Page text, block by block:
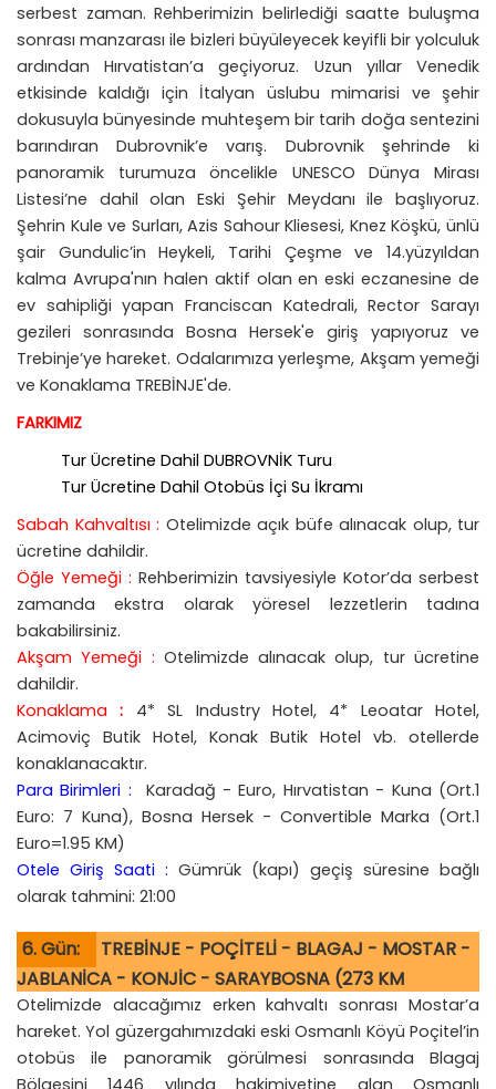
serbest zaman. Rehberimizin belirlediği saatte buluşma
sonrası manzarası ile bizleri büyüleyecek keyifli bir yolculuk
ardından Hırvatistan’a geçiyoruz. Uzun yıllar Venedik
etkisinde kaldığı için İtalyan üslubu mimarisi ve şehir
dokusuyla bünyesinde muhteşem bir tarih doğa sentezini
barındıran Dubrovnik’e varış. Dubrovnik şehrinde ki
panoramik turumuza öncelikle UNESCO Dünya Mirası
Listesi’ne dahil olan Eski Şehir Meydanı ile başlıyoruz.
Şehrin Kule ve Surları, Azis Sahour Kliesesi, Knez Köşkü, ünlü
şair Gundulic’in Heykeli, Tarihi Çeşme ve 14.yüzyıldan
kalma Avrupa'nın halen aktif olan en eski eczanesine de
ev sahipliği yapan Franciscan Katedrali, Rector Sarayı
gezileri sonrasında Bosna Hersek'e giriş yapıyoruz ve
Trebinje’ye hareket. Odalarımıza yerleşme, Akşam yemeği
ve Konaklama TREBİNJE'de.
FARKIMIZ
Tur Ücretine Dahil DUBROVNİK Turu
Tur Ücretine Dahil Otobüs İçi Su İkramı
Sabah Kahvaltısı : Otelimizde açık büfe alınacak olup, tur
ücretine dahildir.
Öğle Yemeği : Rehberimizin tavsiyesiyle Kotor’da serbest
zamanda ekstra olarak yöresel lezzetlerin tadına
bakabilirsiniz.
Akşam Yemeği : Otelimizde alınacak olup, tur ücretine
dahildir.
Konaklama: 4* SL Industry Hotel, 4* Leoatar Hotel,
Acimoviç Butik Hotel, Konak Butik Hotel vb. otellerde
konaklanacaktır.
Para Birimleri :
Karadağ - Euro, Hırvatistan - Kuna (Ort.1
Euro: 7 Kuna), Bosna Hersek - Convertible Marka (Ort.1
Euro=1.95 KM)
Otele Giriş Saati : Gümrük (kapı) geçiş süresine bağlı
olarak tahmini: 21:00
6. Gün:
TREBİNJE - POÇİTELİ - BLAGAJ - MOSTAR -
JABLANİCA - KONJİC - SARAYBOSNA (273 KM
Otelimizde alacağımız erken kahvaltı sonrası Mostar’a
hareket. Yol güzergahımızdaki eski Osmanlı Köyü Poçitel’in
otobüs ile panoramik görülmesi sonrasında Blagaj